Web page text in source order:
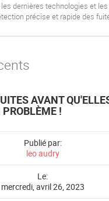
dernières technologies et
précise et rapide des
AVANT
!
Publié par:
leo audry
Le:
mercredi, avril 26, 2023